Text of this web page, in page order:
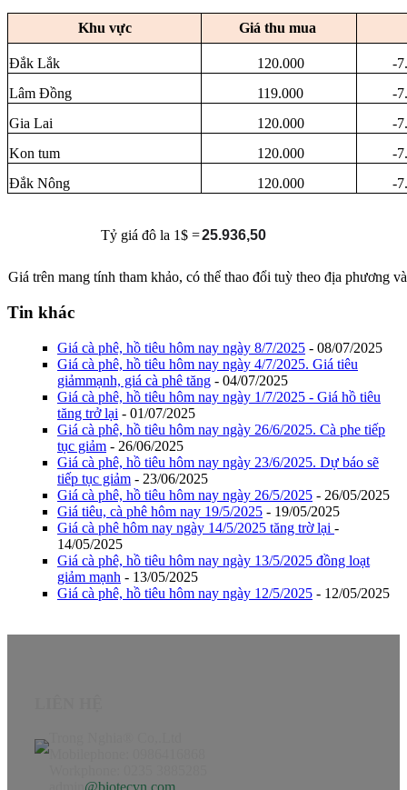
Khu vực Giá thu mua
Đắk Lắk 120.000
-
Lâm Đồng
119.000
-
Gia Lai
120.000
-
Kon tum
120.000
-
Đắk Nông
120.000 -
Tỷ giá đô la 1$ =25.936,50
Giá trên mang tính tham khảo, có thể thao đổi tuỳ theo địa phương
Tin khác
Giá cà phê, hồ tiêu hôm nay ngày 8/7/2025 - 08/07/2025
Giá cà phê, hồ tiêu hôm nay ngày 4/7/2025. Giá tiêu
giảmmạnh, giá cà phê tăng - 04/07/2025
Giá cà phê, hồ tiêu hôm nay ngày 1/7/2025 - Giá hồ tiêu
tăng trở lại - 01/07/2025
Giá cà phê, hồ tiêu hôm nay ngày 26/6/2025. Cà phe tiếp
tục giảm - 26/06/2025
Giá cà phê, hồ tiêu hôm nay ngày 23/6/2025. Dự báo sẽ
tiếp tục giảm - 23/06/2025
Giá cà phê, hồ tiêu hôm nay ngày 26/5/2025 - 26/05/2025
Giá tiêu, cà phê hôm nay 19/5/2025 - 19/05/2025
Giá cà phê hôm nay ngày 14/5/2025 tăng trờ lại -
14/05/2025
Giá cà phê, hồ tiêu hôm nay ngày 13/5/2025 đồng loạt
giảm mạnh - 13/05/2025
Giá cà phê, hồ tiêu hôm nay ngày 12/5/2025 - 12/05/2025